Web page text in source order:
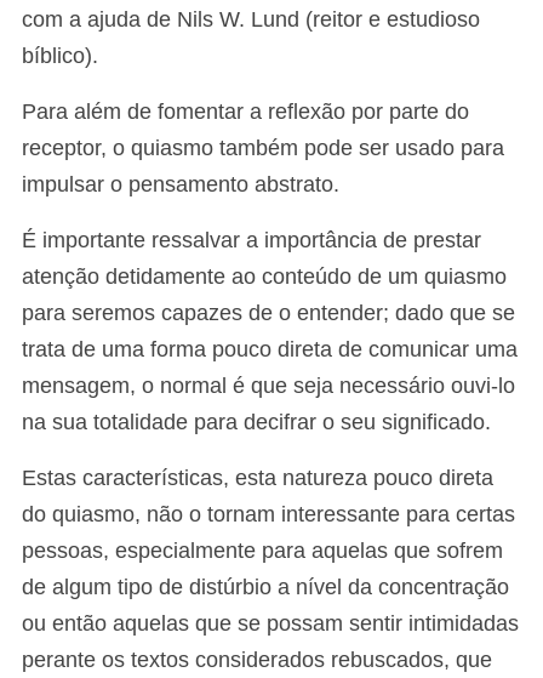
com a ajuda de Nils W. Lund (reitor e estudioso
bíblico).
Para além de fomentar a reflexão por parte do
receptor, o quiasmo também pode ser usado para
impulsar o pensamento abstrato.
É importante ressalvar a importância de prestar
atenção detidamente ao conteúdo de um quiasmo
para seremos capazes de o entender; dado que se
trata de uma forma pouco direta de comunicar uma
mensagem, o normal é que seja necessário ouvi-lo
na sua totalidade para decifrar o seu significado.
Estas características, esta natureza pouco direta
do quiasmo, não o tornam interessante para certas
pessoas, especialmente para aquelas que sofrem
de algum tipo de distúrbio a nível da concentração
ou então aquelas que se possam sentir intimidadas
perante os textos considerados rebuscados, que